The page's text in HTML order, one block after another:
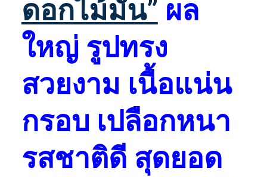
ดอกไม้มัน” ผล
ใหญ่ รูปทรง
สวยงาม เนื้อแน่น
กรอบ เปลือกหนา
รสชาติดี สุดยอด